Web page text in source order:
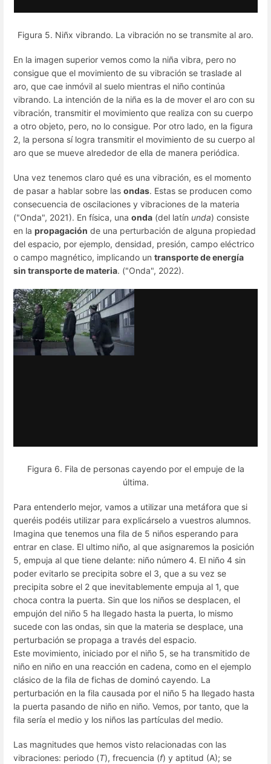
Figura 5. Niñx vibrando. La vibración no se transmite al aro.
En la imagen superior vemos como la niña vibra, pero no
consigue que el movimiento de su vibración se traslade al
aro, que cae inmóvil al suelo mientras el niño continúa
vibrando. La intención de la niña es la de mover el aro con su
vibración, transmitir el movimiento que realiza con su cuerpo
a otro objeto, pero, no lo consigue. Por otro lado, en la figura
2, la persona sí logra transmitir el movimiento de su cuerpo al
aro que se mueve alrededor de ella de manera periódica.
Una vez tenemos claro qué es una vibración, es el momento
de pasar a hablar sobre las ondas. Estas se producen como
consecuencia de oscilaciones y vibraciones de la materia
("Onda", 2021). En física, una onda (del latín unda) consiste
en la propagación de una perturbación de alguna propiedad
del espacio, por ejemplo, densidad, presión, campo eléctrico
o campo magnético, implicando un transporte de energía
sin transporte de materia. ("Onda", 2022).
Figura 6. Fila de personas cayendo por el empuje de la
última.
Para entenderlo mejor, vamos a utilizar una metáfora que si
queréis podéis utilizar para explicárselo a vuestros alumnos.
Imagina que tenemos una fila de 5 niños esperando para
entrar en clase. El ultimo niño, al que asignaremos la posición
5, empuja al que tiene delante: niño número 4. El niño 4 sin
poder evitarlo se precipita sobre el 3, que a su vez se
precipita sobre el 2 que inevitablemente empuja al 1, que
choca contra la puerta. Sin que los niños se desplacen, el
empujón del niño 5 ha llegado hasta la puerta, lo mismo
sucede con las ondas, sin que la materia se desplace, una
perturbación se propaga a través del espacio.
Este movimiento, iniciado por el niño 5, se ha transmitido de
niño en niño en una reacción en cadena, como en el ejemplo
clásico de la fila de fichas de dominó cayendo. La
perturbación en la fila causada por el niño 5 ha llegado hasta
la puerta pasando de niño en niño. Vemos, por tanto, que la
fila sería el medio y los niños las partículas del medio.
Las magnitudes que hemos visto relacionadas con las
vibraciones: periodo (T), frecuencia (f) y aptitud (A); se